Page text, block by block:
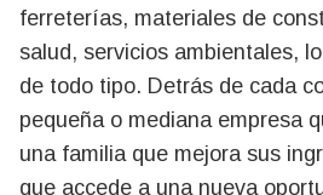
ferreterías, materiales de
salud, servicios ambientales,
de todo tipo. Detrás de cada
pequeña o mediana empresa
una familia que mejora sus
que accede a una nueva